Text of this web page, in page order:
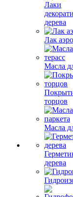
Лаки
дерева
Лак
Масла
торцов
Масла
дерева